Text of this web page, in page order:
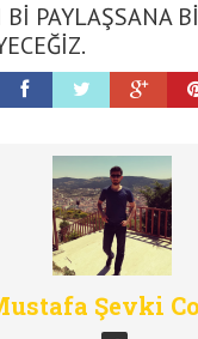
BI PAYLAŞSANA
Şevki